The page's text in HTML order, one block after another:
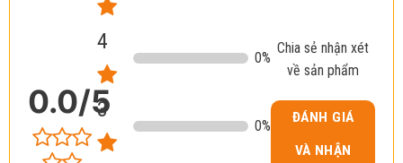
0.0/5
4
0%
3
0%
Chia sẻ nhận xét
về sản phẩm
ĐÁNH GIÁ
VÀ NHẬN